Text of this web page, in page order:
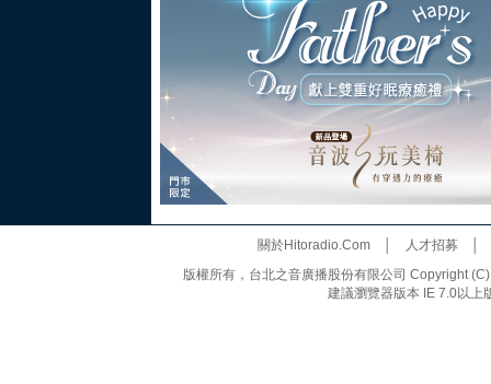
關於Hitoradio.Com│ 人才招募
版權所有，台北之音廣播股份有限公司 Copyright
建議瀏覽器版本 IE 7.0以上